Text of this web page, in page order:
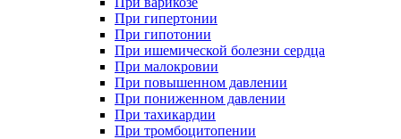
При гипертонии
При гипотонии
При ишемической болезни сердца
При малокровии
При повышенном давлении
При пониженном давлении
При тахикардии
При тромбоцитопении